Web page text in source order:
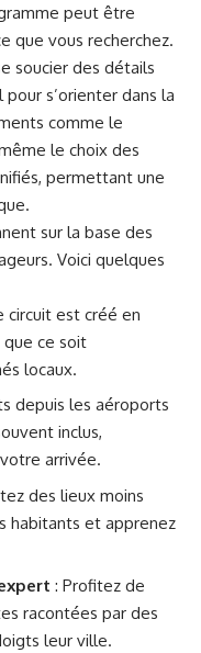
peut être
que vous recherchez.
soucier des détails
s’orienter dans la
comme le
le choix des
permettant une
sur la base des
Voici quelques
circuit est créé en
ce soit
locaux.
depuis les aéroports
inclus,
arrivée.
des lieux moins
habitants et apprenez
: Profitez de
racontées par des
leur ville.